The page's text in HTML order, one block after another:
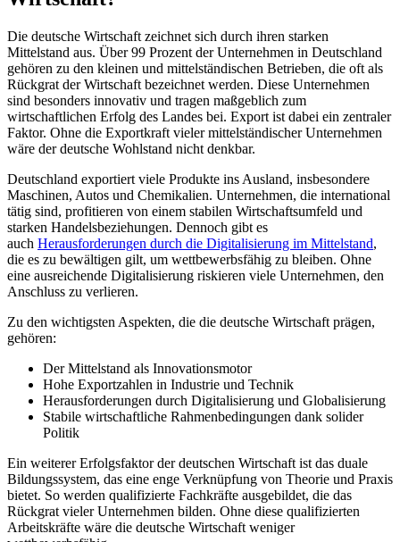
Die deutsche Wirtschaft zeichnet sich durch ihren starken
Mittelstand aus. Über 99 Prozent der Unternehmen in Deutschland
gehören zu den kleinen und mittelständischen Betrieben, die oft als
Rückgrat der Wirtschaft bezeichnet werden. Diese Unternehmen
sind besonders innovativ und tragen maßgeblich zum
wirtschaftlichen Erfolg des Landes bei. Export ist dabei ein zentraler
Faktor. Ohne die Exportkraft vieler mittelständischer Unternehmen
wäre der deutsche Wohlstand nicht denkbar.
Deutschland exportiert viele Produkte ins Ausland, insbesondere
Maschinen, Autos und Chemikalien. Unternehmen, die international
tätig sind, profitieren von einem stabilen Wirtschaftsumfeld und
starken Handelsbeziehungen. Dennoch gibt es
auch Herausforderungen durch die Digitalisierung im Mittelstand,
die es zu bewältigen gilt, um wettbewerbsfähig zu bleiben. Ohne
eine ausreichende Digitalisierung riskieren viele Unternehmen, den
Anschluss zu verlieren.
Zu den wichtigsten Aspekten, die die deutsche Wirtschaft prägen,
gehören:
Der Mittelstand als Innovationsmotor
Hohe Exportzahlen in Industrie und Technik
Herausforderungen durch Digitalisierung und Globalisierung
Stabile wirtschaftliche Rahmenbedingungen dank solider
Politik
Ein weiterer Erfolgsfaktor der deutschen Wirtschaft ist das duale
Bildungssystem, das eine enge Verknüpfung von Theorie und Praxis
bietet. So werden qualifizierte Fachkräfte ausgebildet, die das
Rückgrat vieler Unternehmen bilden. Ohne diese qualifizierten
Arbeitskräfte wäre die deutsche Wirtschaft weniger